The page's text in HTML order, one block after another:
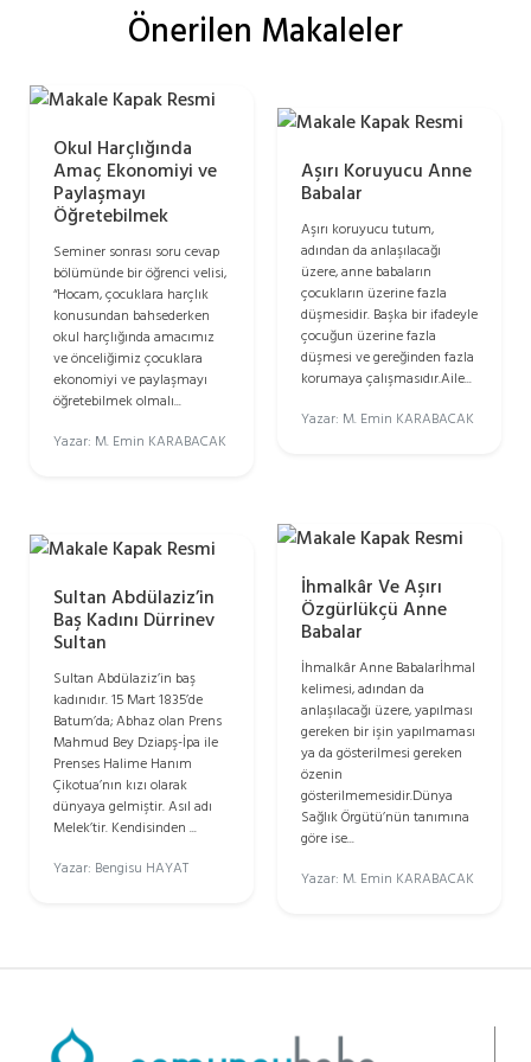
Önerilen Makaleler
Okul Harçlığında
Amaç Ekonomiyi ve
Paylaşmayı
Öğretebilmek
Seminer sonrası soru cevap
bölümünde bir öğrenci velisi,
“Hocam, çocuklara harçlık
konusundan bahsederken
okul harçlığında amacımız
ve önceliğimiz çocuklara
ekonomiyi ve paylaşmayı
öğretebilmek olmalı...
Yazar: M. Emin KARABACAK
Aşırı Koruyucu Anne
Babalar
Aşırı koruyucu tutum,
adından da anlaşılacağı
üzere, anne babaların
çocukların üzerine fazla
düşmesidir. Başka bir ifadeyle
çocuğun üzerine fazla
düşmesi ve gereğinden fazla
korumaya çalışmasıdır.Aile...
Yazar: M. Emin KARABACAK
Sultan Abdülaziz’in
Baş Kadını Dürrinev
Sultan
Sultan Abdülaziz’in baş
kadınıdır. 15 Mart 1835’de
Batum’da; Abhaz olan Prens
Mahmud Bey Dziapş-İpa ile
Prenses Halime Hanım
Çikotua’nın kızı olarak
dünyaya gelmiştir. Asıl adı
Melek’tir. Kendisinden ...
Yazar: Bengisu HAYAT
İhmalkâr Ve Aşırı
Özgürlükçü Anne
Babalar
İhmalkâr Anne Babalarİhmal
kelimesi, adından da
anlaşılacağı üzere, yapılması
gereken bir işin yapılmaması
ya da gösterilmesi gereken
özenin
gösterilmemesidir.Dünya
Sağlık Örgütü’nün tanımına
göre ise...
Yazar: M. Emin KARABACAK